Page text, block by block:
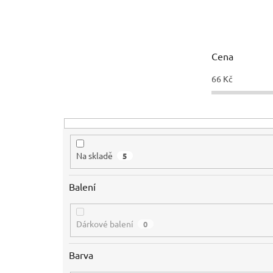
t
ů
Cena
66 Kč
Na skladě 5
Balení
Dárkové balení 0
Barva